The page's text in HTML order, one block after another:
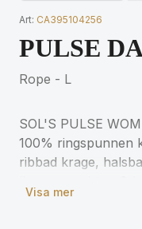
Art: CA395104256
PULSE
Rope - L
SOL'S PULSE
100% ringspunnen
ribbad krage,
sydd, reservknapp
Visa mer